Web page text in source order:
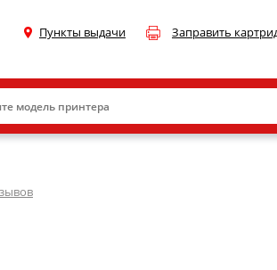
Пункты выдачи Заправить